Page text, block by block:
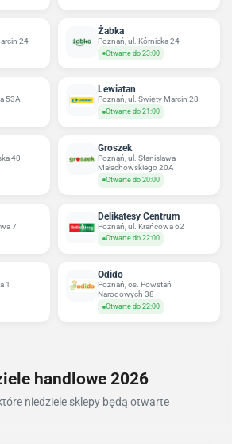
24
Żabka
Poznań, ul. Kórnicka 24
Otwarte do 23:00
53A
Lewiatan
Poznań, ul. Święty Marcin 28
Otwarte do 21:00
40
Groszek
Poznań, ul. Stanisława
Małachowskiego 20A
Otwarte do 20:00
7
Delikatesy Centrum
Poznań, ul. Krańcowa 62
Otwarte do 22:00
1
Odido
Poznań, os. Powstań
Narodowych 38
Otwarte do 22:00
handlowe 2026
niedziele sklepy będą otwarte